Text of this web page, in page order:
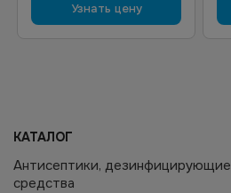
Узнать цену
КАТАЛОГ
Антисептики, дезинфицирующие
средства